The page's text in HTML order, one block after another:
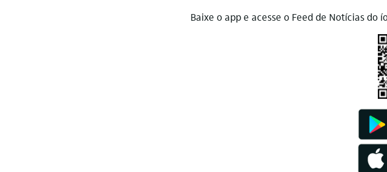
Baixe o app e acesse o Feed de Notícias do